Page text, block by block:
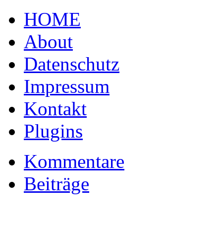
HOME
About
Datenschutz
Impressum
Kontakt
Plugins
Kommentare
Beiträge